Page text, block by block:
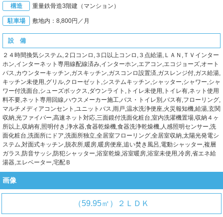
構造 重量鉄骨造3階建（マンション）
駐車場 敷地内：8,800円／月
設 備
２４時間換気システム,２口コンロ,３口以上コンロ,３点給湯,ＬＡＮ,ＴＶインター
ホン,インターネット専用線配線済み,インターホン,エアコン,エコジョーズ,オート
バス,カウンターキッチン,ガスキッチン,ガスコンロ設置済,ガスレンジ付,ガス給湯,
キッチン未使用,グリル,クローゼット,システムキッチン,シャッター,シャワー,シャ
ワー付洗面台,シューズボックス,ダウンライト,トイレ未使用,トイレ有,ネット使用
料不要,ネット専用回線,ハウスメーカー施工,バス・トイレ別,バス有,フローリング,
マルチメディアコンセント,ユニットバス,雨戸,温水洗浄便座,火災報知機,給湯,玄関
収納,光ファイバー,高速ネット対応,三面鏡付洗面化粧台,室内洗濯機置場,収納４ヶ
所以上,収納有,照明付き,浄水器,食器乾燥機,食器洗浄乾燥機,人感照明センサー,洗
面化粧台,洗面所にドア,洗面所独立,全居室フローリング,全居室収納,太陽光発電シ
ステム,対面式キッチン,脱衣所,暖房,暖房便座,追い焚き風呂,電動シャッター,複層
ガラス,防音サッシ,防犯シャッター,浴室乾燥,浴室暖房,浴室未使用,冷房,省エネ給
湯器,エレベーター,宅配Ｂ
画像
（59.95㎡）２ＬＤＫ